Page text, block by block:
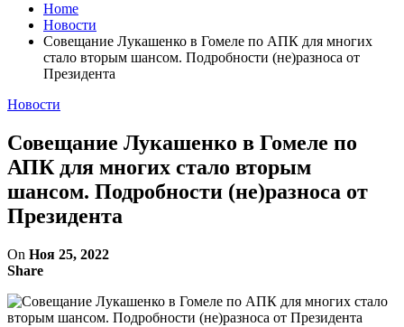
Home
Новости
Совещание Лукашенко в Гомеле по АПК для многих
стало вторым шансом. Подробности (не)разноса от
Президента
Новости
Совещание Лукашенко в Гомеле по
АПК для многих стало вторым
шансом. Подробности (не)разноса от
Президента
On Ноя 25, 2022
Share